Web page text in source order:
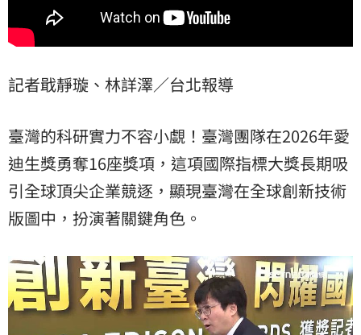
記者戢靜璇、林詳澤／台北報導
臺灣的科研實力不容小覷！臺灣團隊在2026年愛
迪生獎勇奪16座獎項，這項國際指標大獎長期吸
引全球頂尖企業競逐，顯現臺灣在全球創新技術
版圖中，扮演著關鍵角色。